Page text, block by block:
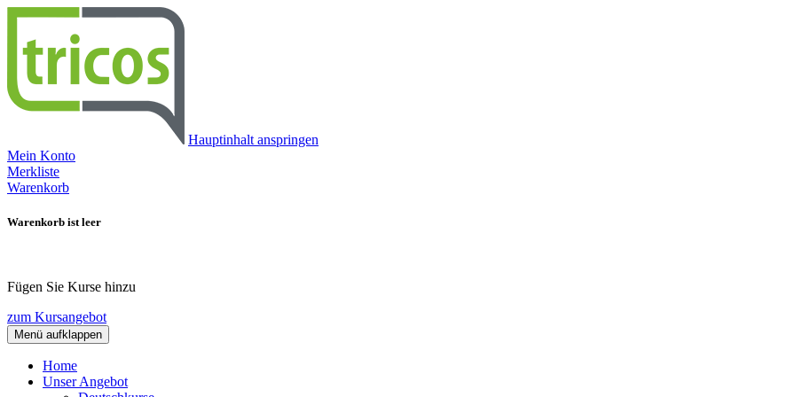
Hauptinhalt anspringen
Mein Konto
Merkliste
Warenkorb
Warenkorb ist leer
Fügen Sie Kurse hinzu
zum Kursangebot
Menü aufklappen
Home
Unser Angebot